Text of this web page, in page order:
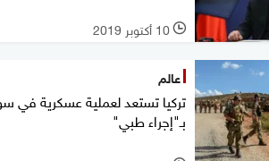
l 10 أكتوبر 2019
عالم
تركيا تستعد لعملية عسكرية في
بـ"إجراء طبي"